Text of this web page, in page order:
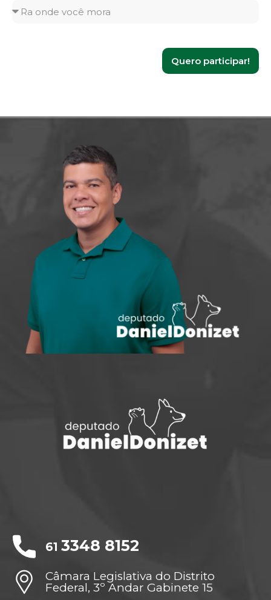
Quero participar!
61 3348 8152
Câmara Legislativa do Distrito
Federal, 3º Andar Gabinete 15